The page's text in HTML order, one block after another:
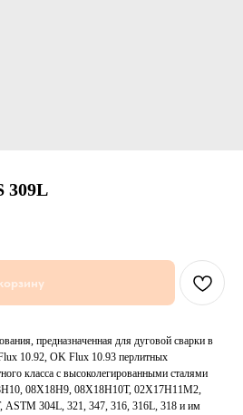
309L
предназначенная для дуговой сварки в
10.92, OK Flux 10.93 перлитных
класса с высоколегированными сталями
08Х18Н9, 08Х18Н10Т, 02Х17Н11М2,
304L, 321, 347, 316, 316L, 318 и им